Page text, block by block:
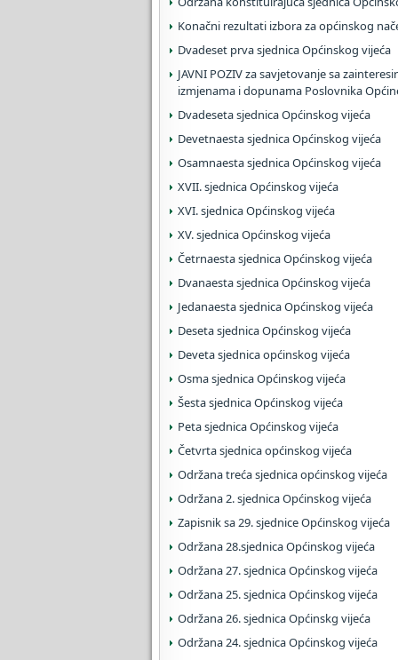
Konačni rezultati izbora za općinskog
Dvadeset prva sjednica Općinskog vijeća
JAVNI POZIV za savjetovanje sa
izmjenama i dopunama Poslovnika
Dvadeseta sjednica Općinskog vijeća
Devetnaesta sjednica Općinskog vijeća
Osamnaesta sjednica Općinskog vijeća
XVII. sjednica Općinskog vijeća
XVI. sjednica Općinskog vijeća
XV. sjednica Općinskog vijeća
Četrnaesta sjednica Općinskog vijeća
Dvanaesta sjednica Općinskog vijeća
Jedanaesta sjednica Općinskog vijeća
Deseta sjednica Općinskog vijeća
Deveta sjednica općinskog vijeća
Osma sjednica Općinskog vijeća
Šesta sjednica Općinskog vijeća
Peta sjednica Općinskog vijeća
Četvrta sjednica općinskog vijeća
Održana treća sjednica općinskog vijeća
Održana 2. sjednica Općinskog vijeća
Zapisnik sa 29. sjednice Općinskog vijeća
Održana 28.sjednica Općinskog vijeća
Održana 27. sjednica Općinskog vijeća
Održana 25. sjednica Općinskog vijeća
Održana 26. sjednica Općinskg vijeća
Održana 24. sjednica Općinskog vijeća